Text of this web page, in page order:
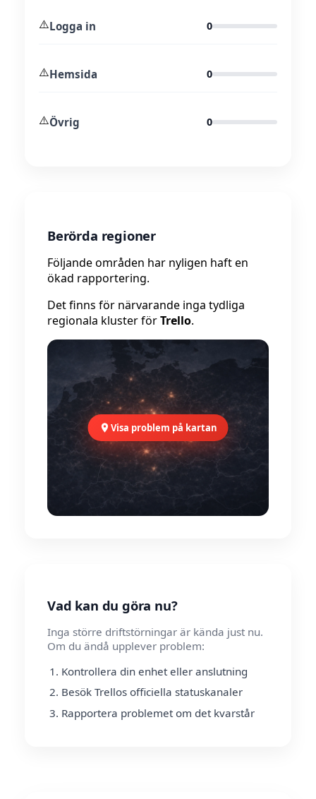
⚠️Logga in 0
⚠️Hemsida 0
⚠️Övrig 0
Berörda regioner
Följande områden har nyligen haft en
ökad rapportering.
Det finns för närvarande inga tydliga
regionala kluster förTrello.
Visa problem på kartan
Vad kan du göra nu?
Inga större driftstörningar är kända just nu.
Om du ändå upplever problem:
Kontrollera din enhet eller anslutning
Besök Trellos officiella statuskanaler
Rapportera problemet om det kvarstår